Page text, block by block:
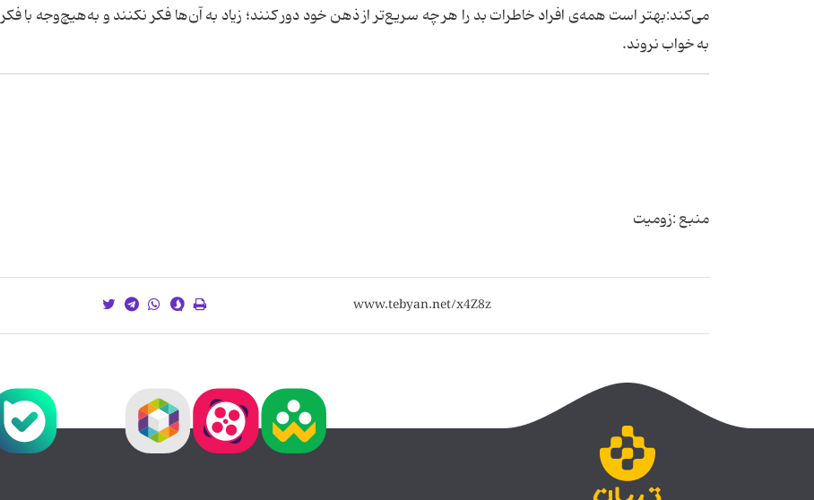
می‌کند:بهتر است همه‌ی افراد خاطرات بد را هر چه سریع‌تر از ذهن خود دور کنند؛ زیاد به آن‌ها فکر نکنند و به‌هیچ‌وجه با
به خواب نروند.
منبع :زومیت